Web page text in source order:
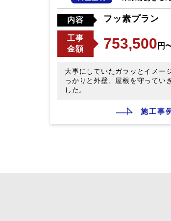
内容 フッ素プラン
工事
金額
753,500 円
大事にしていたガラッとイメー
っかりと外壁、屋根を守ってい
した。
施工事